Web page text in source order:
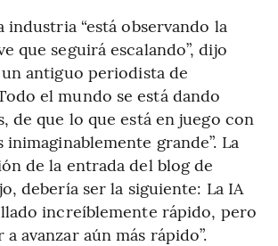
industria “está observando la
que seguirá escalando”, dijo
antiguo periodista de
el mundo se está dando
de que lo que está en juego con
inimaginablemente grande”. La
de la entrada del blog de
debería ser la siguiente: La IA
increíblemente rápido, pero
a avanzar aún más rápido”.